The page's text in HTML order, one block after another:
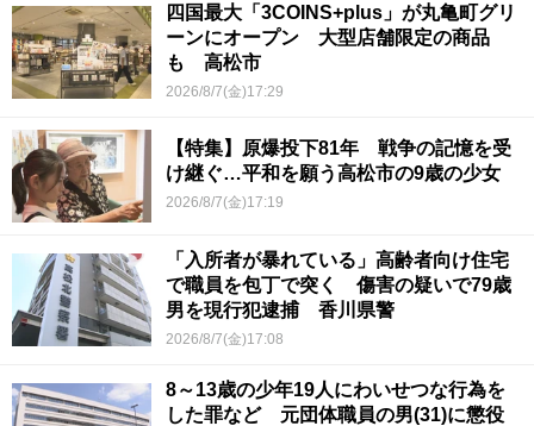
四国最大「3COINS+plus」が丸亀町グリ
ーンにオープン 大型店舗限定の商品
も 高松市
2026/8/7(金)17:29
【特集】原爆投下81年 戦争の記憶を受
け継ぐ…平和を願う高松市の9歳の少女
2026/8/7(金)17:19
「入所者が暴れている」高齢者向け住宅
で職員を包丁で突く 傷害の疑いで79歳
男を現行犯逮捕 香川県警
2026/8/7(金)17:08
8～13歳の少年19人にわいせつな行為を
した罪など 元団体職員の男(31)に懲役